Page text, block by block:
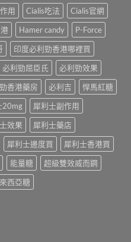
用 Cialis吃法
Cialis官網
Hamer candy
P-Force
印度必利勁香港哪裡買
必利勁屈臣氏
必利勁效果
香港藥房 必利吉
悍馬紅糖
20mg
犀利士副作用
效果
犀利士藥店
犀利士邊度買
犀利士香港買
能量糖
超級雙效威而鋼
西亞糖